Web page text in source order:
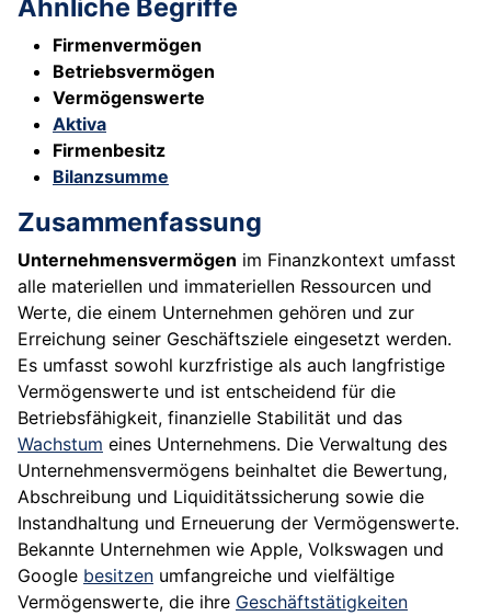
Ähnliche Begriffe
Firmenvermögen
Betriebsvermögen
Vermögenswerte
Aktiva
Firmenbesitz
Bilanzsumme
Zusammenfassung
Unternehmensvermögen im Finanzkontext umfasst
alle materiellen und immateriellen Ressourcen und
Werte, die einem Unternehmen gehören und zur
Erreichung seiner Geschäftsziele eingesetzt werden.
Es umfasst sowohl kurzfristige als auch langfristige
Vermögenswerte und ist entscheidend für die
Betriebsfähigkeit, finanzielle Stabilität und das
Wachstum eines Unternehmens. Die Verwaltung des
Unternehmensvermögens beinhaltet die Bewertung,
Abschreibung und Liquiditätssicherung sowie die
Instandhaltung und Erneuerung der Vermögenswerte.
Bekannte Unternehmen wie Apple, Volkswagen und
Google besitzen umfangreiche und vielfältige
Vermögenswerte, die ihre Geschäftstätigkeiten